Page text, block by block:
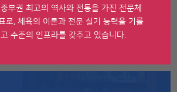
부권 최고의 역사와 전통을 가진 전문체
로, 체육의 이론과 전문 실기 능력을 기를
수준의 인프라를 갖추고 있습니다.